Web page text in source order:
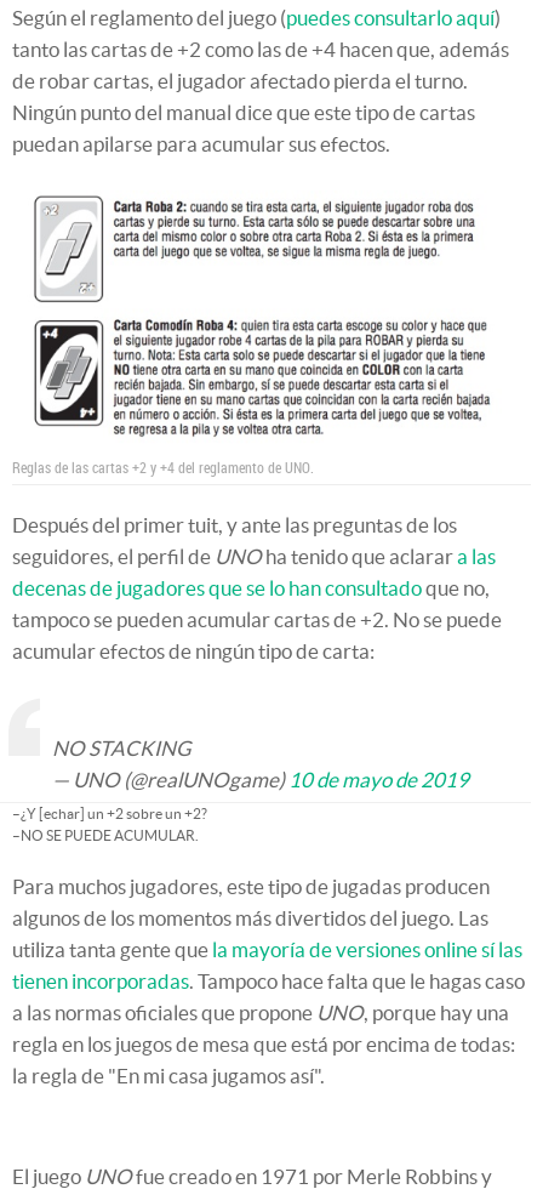
Según el reglamento del juego (puedes consultarlo aquí)
tanto las cartas de +2 como las de +4 hacen que, además
de robar cartas, el jugador afectado pierda el turno.
Ningún punto del manual dice que este tipo de cartas
puedan apilarse para acumular sus efectos.
Reglas de las cartas +2 y +4 del reglamento de UNO.
Después del primer tuit, y ante las preguntas de los
seguidores, el perfil de UNOha tenido que aclarara las
decenas de jugadores que se lo han consultadoque no,
tampoco se pueden acumular cartas de +2. No se puede
acumular efectos de ningún tipo de carta:
NO STACKING
— UNO (@realUNOgame) 10 de mayo de 2019
–¿Y [echar] un +2 sobre un +2?
–NO SE PUEDE ACUMULAR.
Para muchos jugadores, este tipo de jugadas producen
algunos de los momentos más divertidos del juego. Las
utiliza tanta gente que la mayoría de versiones online sí las
tienen incorporadas. Tampoco hace falta que le hagas caso
a las normas oficiales que propone UNO, porque hay una
regla en los juegos de mesa que está por encima de todas:
la regla de "En mi casa jugamos así".
El juego UNOfue creado en 1971 por Merle Robbins y